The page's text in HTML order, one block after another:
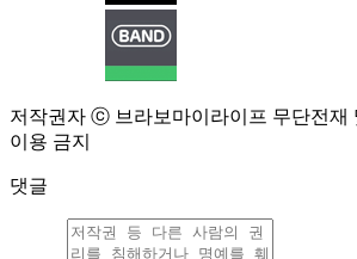
저작권자 ⓒ 브라보마이라이프 무단전재
이용 금지
댓글